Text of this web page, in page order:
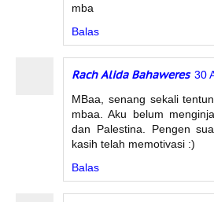
mba
Balas
Rach Alida Bahaweres 30
MBaa, senang sekali
mbaa. Aku belum
dan Palestina. Pengen
kasih telah memotivasi :)
Balas